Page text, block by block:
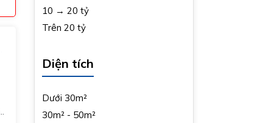
10 → 20 tỷ
Trên 20 tỷ
Diện tích
Dưới 30m²
30m² - 50m²